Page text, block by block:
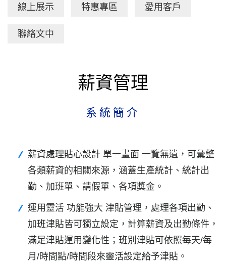
線上展示 特惠專區 愛用客戶
聯絡文中
薪資管理
系統簡介
薪資處理貼心設計 單一畫面 一覽無遺，可彙整
各類薪資的相關來源，涵蓋生產統計、統計出
勤、加班單、請假單、各項獎金。
運用靈活 功能強大 津貼管理，處理各項出勤、
加班津貼皆可獨立設定，計算薪資及出勤條件，
滿足津貼運用變化性；班別津貼可依照每天/每
月/時間點/時間段來靈活設定給予津貼。